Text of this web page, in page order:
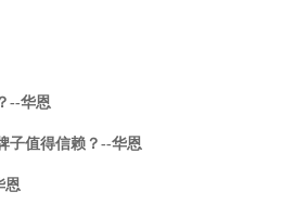
--华恩
子值得信赖？--华恩
恩